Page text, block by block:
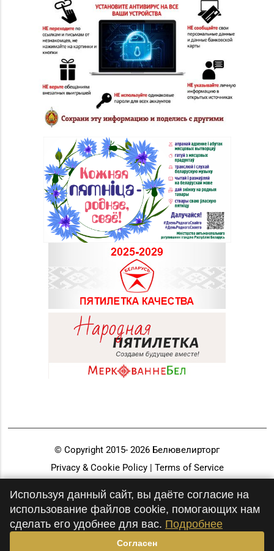
© Copyright 2015- 2026 Белювелирторг
Privacy & Cookie Policy | Terms of Service
Используя данный сайт, вы даёте согласие на
использование файлов cookie, помогающих нам
сделать его удобнее для вас. Подробнее
Согласен